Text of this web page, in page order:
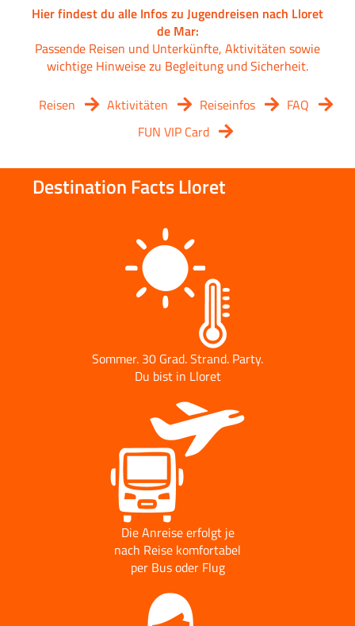
Hier findest du alle Infos zu Jugendreisen nach Lloret
de Mar:
Passende Reisen und Unterkünfte, Aktivitäten sowie
wichtige Hinweise zu Begleitung und Sicherheit.
Reisen Aktivitäten Reiseinfos
FAQ
FUN VIP Card
Destination Facts Lloret
Sommer. 30 Grad. Strand. Party.
Du bist in Lloret
Die Anreise erfolgt je
nach Reise komfortabel
per Bus oder Flug